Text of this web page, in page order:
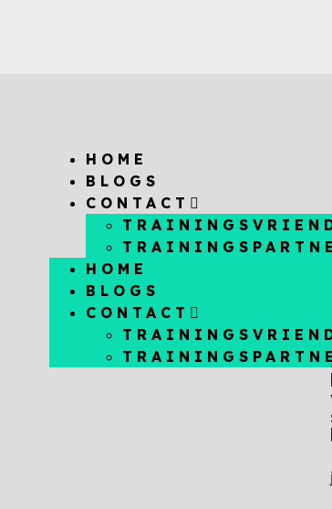
HOME
BLOGS
CONTACT
HOME
BLOGS
CONTACT